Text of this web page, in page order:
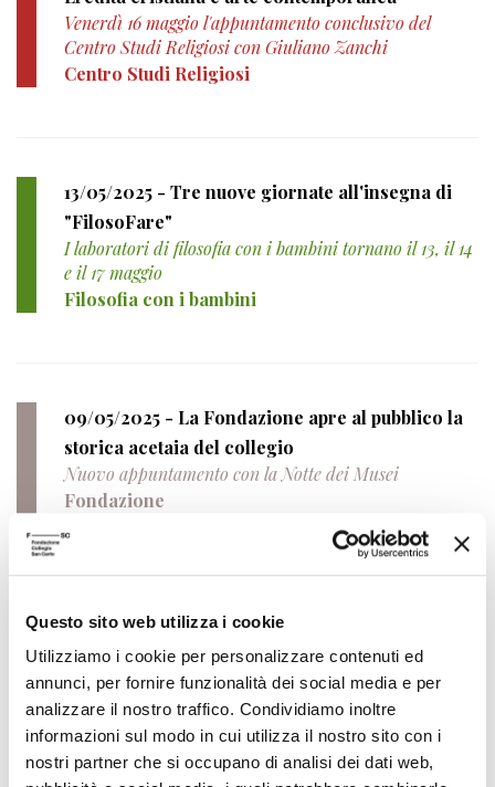
Questo sito web utilizza i cookie
Utilizziamo i cookie per personalizzare contenuti ed
annunci, per fornire funzionalità dei social media e per
analizzare il nostro traffico. Condividiamo inoltre
informazioni sul modo in cui utilizza il nostro sito con i
nostri partner che si occupano di analisi dei dati web,
Venerdì 16 maggio l'appuntamento conclusivo del
Centro Studi Religiosi con Giuliano Zanchi
Centro Studi Religiosi
13/05/2025 - Tre nuove giornate all'insegna di
"FilosoFare"
I laboratori di filosofia con i bambini tornano il 13, il 14
e il 17 maggio
Filosofia con i bambini
09/05/2025 - La Fondazione apre al pubblico la
storica acetaia del collegio
Nuovo appuntamento con la Notte dei Musei
Fondazione
06/05/2025 - Nuovi appuntamenti con
FilosoFare
Sabato 10 maggio i nuovi laboratori per bambini dai 4
ai 10 anni in quattro comuni modenesi
Filosofia con i bambini